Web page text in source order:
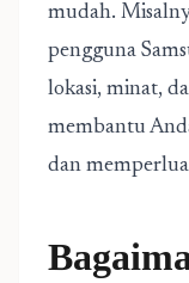
mudah.
pengguna
lokasi, minat,
membantu
dan